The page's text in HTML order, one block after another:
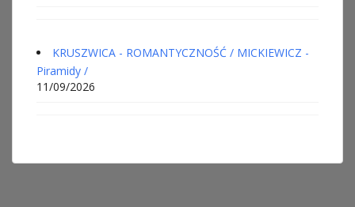
KRUSZWICA - ROMANTYCZNOŚĆ / MICKIEWICZ -
Piramidy /
11/09/2026